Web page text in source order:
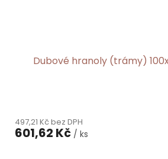
Dubové hranoly (trámy)
497,21 Kč bez DPH
601,62 Kč / ks